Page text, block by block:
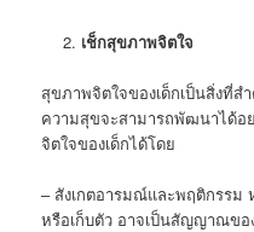
เช็กสุขภาพจิตใจ
สุขภาพจิตใจของเด็กเป็นสิ่งที่
ความสุขจะสามารถพัฒนาได้อ
จิตใจของเด็กได้โดย
– สังเกตอารมณ์และพฤติกรรม
หรือเก็บตัว อาจเป็นสัญญาณขอ